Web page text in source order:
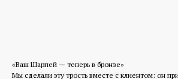
«Ваш Шарпей — теперь в бронзе»
Мы сделали эту трость вместе с клиентом: он